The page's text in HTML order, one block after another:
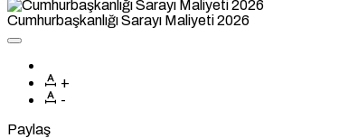
Cumhurbaşkanlığı Sarayı Maliyeti 2026
+
-
Paylaş